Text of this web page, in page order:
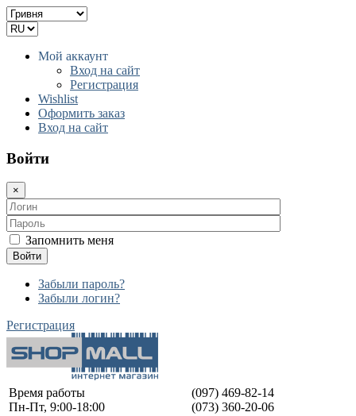
Мой аккаунт
Вход на сайт
Регистрация
Wishlist
Оформить заказ
Вход на сайт
Войти
×
Запомнить меня
Войти
Забыли пароль?
Забыли логин?
Регистрация
Время работы
Пн-Пт, 9:00-18:00
(097) 469-82-14
(073) 360-20-06